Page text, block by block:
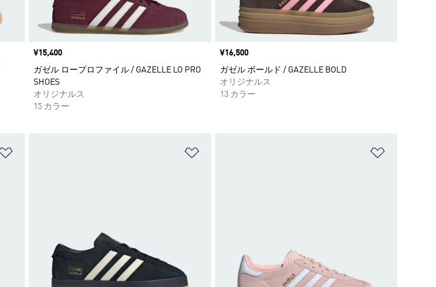
価格
¥15,400
ガゼル ロープロファイル / GAZELLE LO PRO
SHOES
オリジナルス
15 カラー
価格
¥16,500
ガゼル ボールド / GAZELLE BOLD
オリジナルス
13 カラー